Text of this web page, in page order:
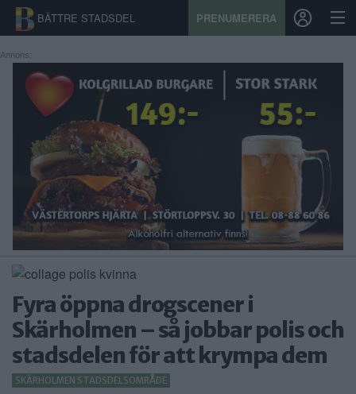
BÄTTRE STADSDEL PRENUMERERA
START
STADSDEL
PRENUMERATION
SPORT
ÅSIKTER
KALENDER
KONTAKT
SAMARBETEN
ANNONSERA
Annons:
Fyra öppna drogscener i
Skärholmen – så jobbar polis och
stadsdelen för att krympa dem
SKÄRHOLMEN STADSDELSOMRÅDE